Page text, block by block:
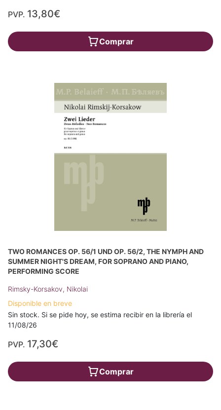
PVP. 13,80€
Comprar
TWO ROMANCES OP. 56/1 UND OP. 56/2, THE NYMPH AND
SUMMER NIGHT'S DREAM, FOR SOPRANO AND PIANO,
PERFORMING SCORE
Rimsky-Korsakov, Nikolai
Disponible en breve
Sin stock. Si se pide hoy, se estima recibir en la librería el
11/08/26
PVP. 17,30€
Comprar